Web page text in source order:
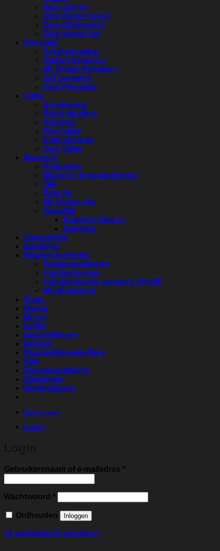
Inlay nail art
Diva Ombre Spray
Diva Glitterspray
Diva design ink
Penselen
Acryl penselen
Nail art penselen
My Dream Penselen
Gel penselen
Diva Penselen
Vijlen
Boomerang
Blocks/buffers
Hygienic
Flexi vijlen
Emeryboards
Diva Vijlen
Manicure
Seduction
Manicure benodigdheden
Olie
Diva Oil
My Dream olie
Nagellak
Nagellak kleuren
Base/top
Vloeistoffen
Barbicide
Wegwerpartikelen
Wegwerpartikelen
Handschoenen
Handschoenen omdoos 10×100
Mondmaskers
Tools
Overig
Moyra
Koffer
Display/Boxes
Boeken
Display/Boxes/koffers
Sale
Stoelen/zadelkruk
Startersets
Groepslessen
Meld je aan!
Login
Gebruikersnaam of e-mailadres *Vereist
Wachtwoord *Vereist
Onthouden Inloggen
Je wachtwoord vergeten?